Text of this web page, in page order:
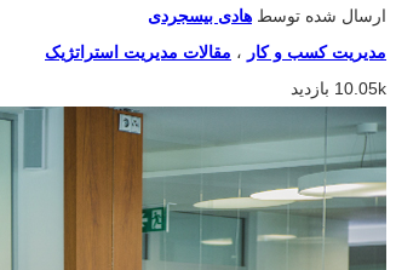
ارسال شده توسط هادی بیسجردی
مدیریت کسب و کار ، مقالات مدیریت استراتژیک
10.05k بازدید